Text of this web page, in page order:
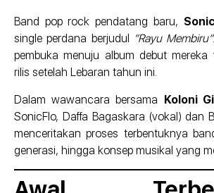
Band pop rock pendatang baru,
single perdana berjudul
“Rayu Membiru”
pembuka menuju album debut mereka
rilis setelah Lebaran tahun ini.
Dalam wawancara bersama Koloni
SonicFlo, Daffa Bagaskara (vokal) dan
menceritakan proses terbentuknya
generasi, hingga konsep musikal yang